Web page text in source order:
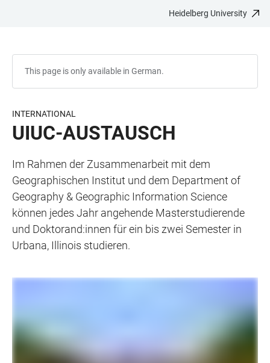
Heidelberg University
This page is only available in German.
INTERNATIONAL
UIUC-AUSTAUSCH
Im Rahmen der Zusammenarbeit mit dem
Geographischen Institut und dem Department of
Geography & Geographic Information Science
können jedes Jahr angehende Masterstudierende
und Doktorand:innen für ein bis zwei Semester in
Urbana, Illinois studieren.